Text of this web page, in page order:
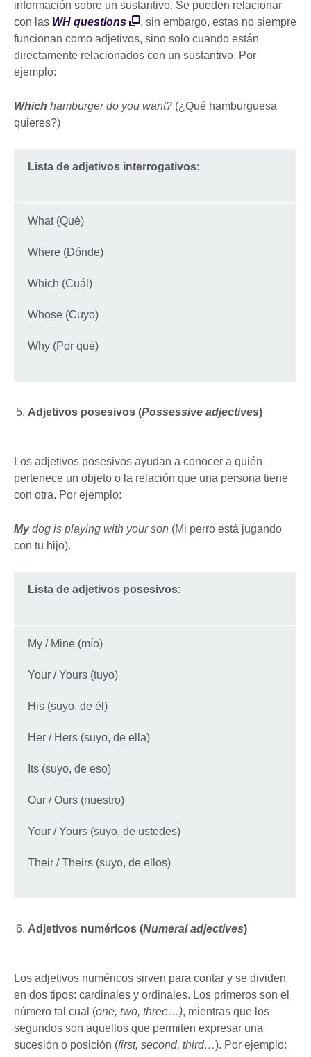
información sobre un sustantivo. Se pueden relacionar
con las WH questions
, sin embargo, estas no siempre
funcionan como adjetivos, sino solo cuando están
directamente relacionados con un sustantivo. Por
ejemplo:
Which hamburger do you want? (¿Qué hamburguesa
quieres?)
Lista de adjetivos interrogativos:
What (Qué)
Where (Dónde)
Which (Cuál)
Whose (Cuyo)
Why (Por qué)
Adjetivos posesivos (Possessive adjectives)
Los adjetivos posesivos ayudan a conocer a quién
pertenece un objeto o la relación que una persona tiene
con otra. Por ejemplo:
Mydog is playing with your son (Mi perro está jugando
con tu hijo).
Lista de adjetivos posesivos:
My / Mine (mío)
Your / Yours (tuyo)
His (suyo, de él)
Her / Hers (suyo, de ella)
Its (suyo, de eso)
Our / Ours (nuestro)
Your / Yours (suyo, de ustedes)
Their / Theirs (suyo, de ellos)
Adjetivos numéricos (Numeral adjectives)
Los adjetivos numéricos sirven para contar y se dividen
en dos tipos: cardinales y ordinales. Los primeros son el
número tal cual (one, two, three…), mientras que los
segundos son aquellos que permiten expresar una
sucesión o posición (first, second, third…). Por ejemplo: